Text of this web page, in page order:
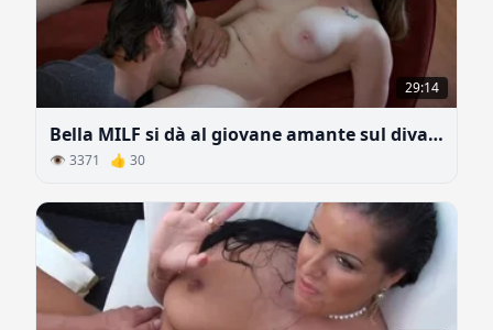
29:14
Bella MILF si dà al giovane amante sul divano
👁 3371 👍 30